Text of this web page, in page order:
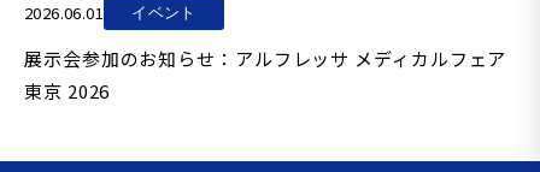
2026.06.01 イベント
展示会参加のお知らせ：アルフレッサ メディカルフェア
東京 2026